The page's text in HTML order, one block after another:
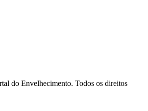
do Envelhecimento. Todos os direitos